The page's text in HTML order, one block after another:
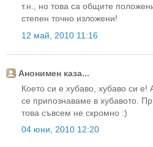
т.н., но това са общите
степен точно изложени!
12 май, 2010 11:16
Анонимен каза...
Което си е хубаво, хубаво си е!
се припознаваме в хубавото.
това съвсем не скромно :)
04 юни, 2010 12:20